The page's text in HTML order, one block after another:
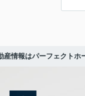
本当にあり
本当に感謝
これからも
ありがとう
産情報はパーフェクトホ